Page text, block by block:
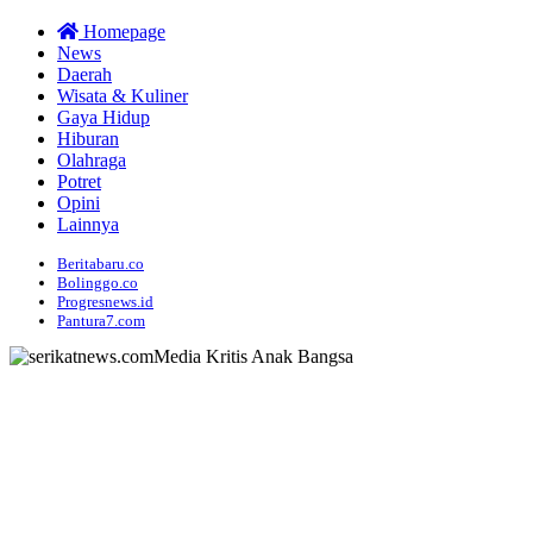
Homepage
News
Daerah
Wisata & Kuliner
Gaya Hidup
Hiburan
Olahraga
Potret
Opini
Lainnya
Beritabaru.co
Bolinggo.co
Progresnews.id
Pantura7.com